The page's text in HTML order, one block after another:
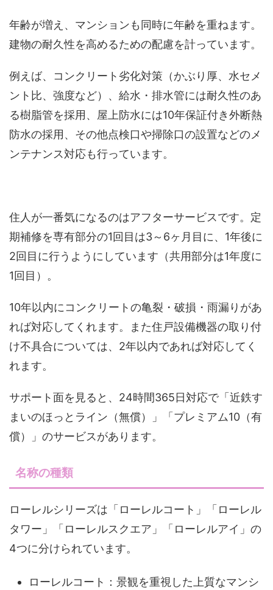
年齢が増え、マンションも同時に年齢を重ねます。
建物の耐久性を高めるための配慮を計っています。
例えば、コンクリート劣化対策（かぶり厚、水セメ
ント比、強度など）、給水・排水管には耐久性のあ
る樹脂管を採用、屋上防水には10年保証付き外断熱
防水の採用、その他点検口や掃除口の設置などのメ
ンテナンス対応も行っています。
住人が一番気になるのはアフターサービスです。定
期補修を専有部分の1回目は3～6ヶ月目に、1年後に
2回目に行うようにしています（共用部分は1年度に
1回目）。
10年以内にコンクリートの亀裂・破損・雨漏りがあ
れば対応してくれます。また住戸設備機器の取り付
け不具合については、2年以内であれば対応してく
れます。
サポート面を見ると、24時間365日対応で「近鉄す
まいのほっとライン（無償）」「プレミアム10（有
償）」のサービスがあります。
名称の種類
ローレルシリーズは「ローレルコート」「ローレル
タワー」「ローレルスクエア」「ローレルアイ」の
4つに分けられています。
ローレルコート：景観を重視した上質なマンシ